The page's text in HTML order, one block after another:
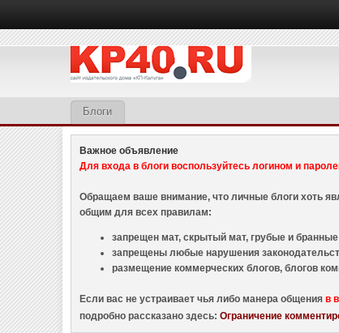
Блоги
Важное объявление
Для входа в блоги воспользуйтесь логином и
Обращаем ваше внимание, что личные блоги хоть
общим для всех правилам:
запрещен мат, скрытый мат, грубые и бранные
запрещены любые нарушения
размещение коммерческих блогов, блогов
Если вас не устраивает чья либо манера общенияв
подробно рассказано здесь:Ограничение